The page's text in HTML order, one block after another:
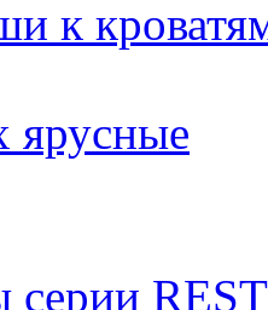
к
ярусные
серии REST